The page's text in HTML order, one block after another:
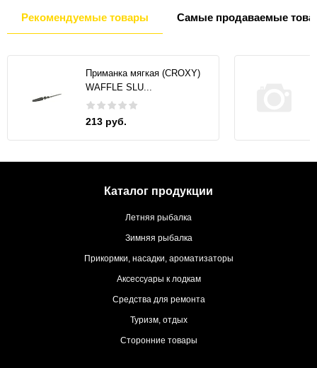
Рекомендуемые товары Самые продаваемые
Приманка мягкая (CROXY)
WAFFLE SLU...
213 руб.
Каталог продукции
Летняя рыбалка
Зимняя рыбалка
Прикормки, насадки, ароматизаторы
Аксессуары к лодкам
Средства для ремонта
Туризм, отдых
Сторонние товары